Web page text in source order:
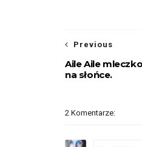
Previous
Aile Aile
na słońce.
2 Komentarze: